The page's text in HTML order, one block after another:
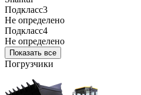
Подкласс3
Не определено
Подкласс4
Не определено
Показать все
Погрузчики